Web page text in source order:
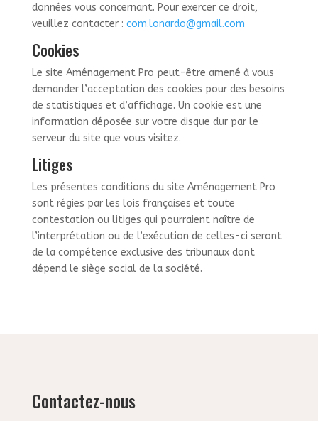
données vous concernant. Pour exercer ce droit,
veuillez contacter : com.lonardo@gmail.com
Cookies
Le site Aménagement Pro peut-être amené à vous
demander l’acceptation des cookies pour des besoins
de statistiques et d’affichage. Un cookie est une
information déposée sur votre disque dur par le
serveur du site que vous visitez.
Litiges
Les présentes conditions du site Aménagement Pro
sont régies par les lois françaises et toute
contestation ou litiges qui pourraient naître de
l’interprétation ou de l’exécution de celles-ci seront
de la compétence exclusive des tribunaux dont
dépend le siège social de la société.
Contactez-nous